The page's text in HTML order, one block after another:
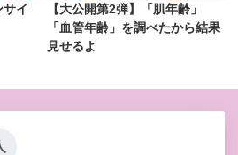
サイ
【大公開第2弾】「肌年齢」
「血管年齢」を調べたから結果
見せるよ